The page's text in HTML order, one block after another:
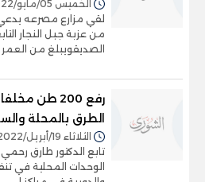
الخميس 05/مايو/2022 - 11:14 م
لقي مزارع مصرعه
من عزبة جبل النجار
الصديقويبلغ من العمر 35
رفع 200 طن
الطرق بالمحلة
الثلاثاء 19/أبريل/2022 - 05:07 م
تابع الدكتور طارق
الوحدات المحلية في